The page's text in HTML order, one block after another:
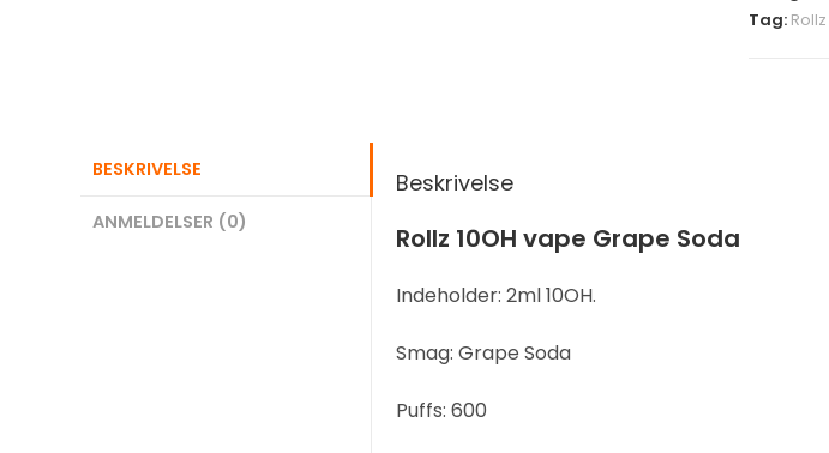
Tag: Rollz
BESKRIVELSE
ANMELDELSER (0)
Beskrivelse
Rollz 10OH vape Grape Soda
Indeholder: 2ml 10OH.
Smag: Grape Soda
Puffs: 600